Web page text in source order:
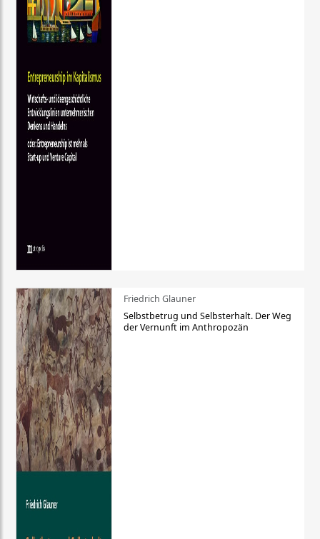
Friedrich Glauner
Selbstbetrug und Selbsterhalt. Der Weg
der Vernunft im Anthropozän